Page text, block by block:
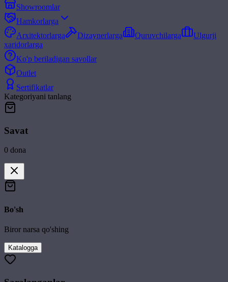
Showroomlar
Hamkorlarga
Arxitektorlarga
Dizaynerlarga Quruvchilarga
Ulgurji
xaridorlarga
Ko'p beriladigan savollar
Outlet
Sertifikatlar
Kategoriyani tanlang
Savat
0 dona
Bo'sh
Biror narsa qo'shing
Katalogga